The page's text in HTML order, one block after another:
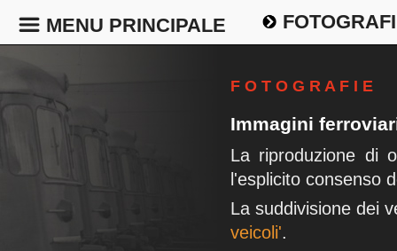
MENU PRINCIPALE
F O T O G R A F I E
Immagini
La riproduzione di
l'esplicito consenso
La suddivisione dei
veicoli'.